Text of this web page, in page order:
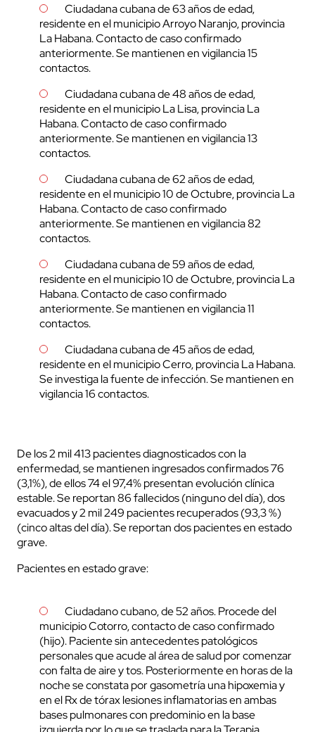
Ciudadana cubana de 63 años de edad,
residente en el municipio Arroyo Naranjo, provincia
La Habana. Contacto de caso confirmado
anteriormente. Se mantienen en vigilancia 15
contactos.
Ciudadana cubana de 48 años de edad,
residente en el municipio La Lisa, provincia La
Habana. Contacto de caso confirmado
anteriormente. Se mantienen en vigilancia 13
contactos.
Ciudadana cubana de 62 años de edad,
residente en el municipio 10 de Octubre, provincia La
Habana. Contacto de caso confirmado
anteriormente. Se mantienen en vigilancia 82
contactos.
Ciudadana cubana de 59 años de edad,
residente en el municipio 10 de Octubre, provincia La
Habana. Contacto de caso confirmado
anteriormente. Se mantienen en vigilancia 11
contactos.
Ciudadana cubana de 45 años de edad,
residente en el municipio Cerro, provincia La Habana.
Se investiga la fuente de infección. Se mantienen en
vigilancia 16 contactos.
De los 2 mil 413 pacientes diagnosticados con la
enfermedad, se mantienen ingresados confirmados 76
(3,1%), de ellos 74 el 97,4% presentan evolución clínica
estable. Se reportan 86 fallecidos (ninguno del día), dos
evacuados y 2 mil 249 pacientes recuperados (93,3 %)
(cinco altas del día). Se reportan dos pacientes en estado
grave.
Pacientes en estado grave:
Ciudadano cubano, de 52 años. Procede del
municipio Cotorro, contacto de caso confirmado
(hijo). Paciente sin antecedentes patológicos
personales que acude al área de salud por comenzar
con falta de aire y tos. Posteriormente en horas de la
noche se constata por gasometría una hipoxemia y
en el Rx de tórax lesiones inflamatorias en ambas
bases pulmonares con predominio en la base